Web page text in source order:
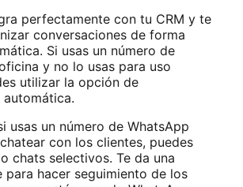
perfectamente con tu CRM y te
conversaciones de forma
Si usas un número de
y no lo usas para uso
utilizar la opción de
usas un número de WhatsApp
con los clientes, puedes
chats selectivos. Te da una
hacer seguimiento de los